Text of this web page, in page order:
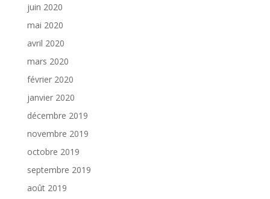
juin 2020
mai 2020
avril 2020
mars 2020
février 2020
janvier 2020
décembre 2019
novembre 2019
octobre 2019
septembre 2019
août 2019